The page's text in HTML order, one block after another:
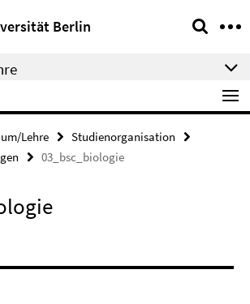
Berlin
Lehre
Studienorganisation
03_bsc_biologie